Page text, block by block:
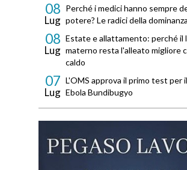
08
Lug
Perché i medici hanno sempre
potere? Le radici della
08
Lug
Estate e allattamento: perché il
materno resta l'alleato migliore
caldo
07
Lug
L'OMS approva il primo test per
Ebola Bundibugyo